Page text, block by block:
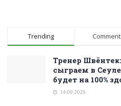
Trending
Тренер
сыграем в
будет на 100%
14.09.2025